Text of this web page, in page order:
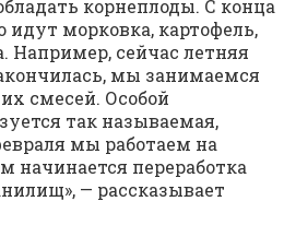
корнеплоды. С конца
идут морковка, картофель,
Например, сейчас летняя
мы занимаемся
смесей. Особой
так называемая,
мы работаем на
начинается переработка
— рассказывает